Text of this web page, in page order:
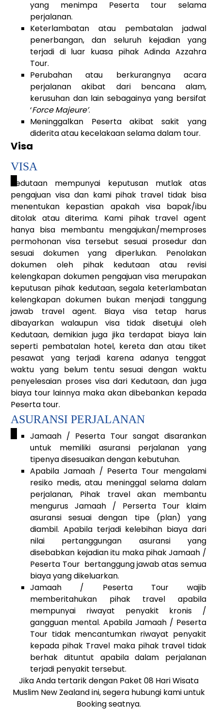
yang menimpa Peserta tour selama
perjalanan.
Keterlambatan atau pembatalan jadwal
penerbangan, dan seluruh kejadian yang
terjadi di luar kuasa pihak Adinda Azzahra
Tour.
Perubahan atau berkurangnya acara
perjalanan akibat dari bencana alam,
kerusuhan dan lain sebagainya yang bersifat
‘Force Majeure’.
Meninggalkan Peserta akibat sakit yang
diderita atau kecelakaan selama dalam tour.
Visa
VISA
_Kedutaan mempunyai keputusan mutlak atas
pengajuan visa dan kami pihak travel tidak bisa
menentukan kepastian apakah visa bapak/ibu
ditolak atau diterima. Kami pihak travel agent
hanya bisa membantu mengajukan/memproses
permohonan visa tersebut sesuai prosedur dan
sesuai dokumen yang diperlukan. Penolakan
dokumen oleh pihak kedutaan atau revisi
kelengkapan dokumen pengajuan visa merupakan
keputusan pihak kedutaan, segala keterlambatan
kelengkapan dokumen bukan menjadi tanggung
jawab travel agent. Biaya visa tetap harus
dibayarkan walaupun visa tidak disetujui oleh
Kedutaan, demikian juga jika terdapat biaya lain
seperti pembatalan hotel, kereta dan atau tiket
pesawat yang terjadi karena adanya tenggat
waktu yang belum tentu sesuai dengan waktu
penyelesaian proses visa dari Kedutaan, dan juga
biaya tour lainnya maka akan dibebankan kepada
Peserta tour.
ASURANSI PERJALANAN
Jamaah / Peserta Tour sangat disarankan
untuk memiliki asuransi perjalanan yang
tipenya disesuaikan dengan kebutuhan.
Apabila Jamaah / Peserta Tour mengalami
resiko medis, atau meninggal selama dalam
perjalanan, Pihak travel akan membantu
mengurus Jamaah / Perserta Tour klaim
asuransi sesuai dengan tipe (plan) yang
diambil. Apabila terjadi kelebihan biaya dari
nilai pertanggungan asuransi yang
disebabkan kejadian itu maka pihak Jamaah /
Peserta Tour bertanggung jawab atas semua
biaya yang dikeluarkan.
Jamaah / Peserta Tour wajib
memberitahukan pihak travel apabila
mempunyai riwayat penyakit kronis /
gangguan mental. Apabila Jamaah / Peserta
Tour tidak mencantumkan riwayat penyakit
kepada pihak Travel maka pihak travel tidak
berhak dituntut apabila dalam perjalanan
terjadi penyakit tersebut.
Jika Anda tertarik dengan Paket 08 Hari Wisata
Muslim New Zealandini, segera hubungi kami untuk
Booking seatnya.